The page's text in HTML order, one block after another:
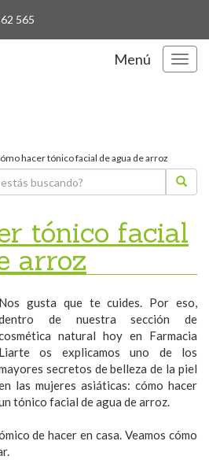
565
Menú
Menú
hacer tónico facial de agua de arroz
tónico facial
arroz
Nos gusta que te cuides. Por eso,
de nuestra sección de
natural hoy en Farmacia
Liarte os explicamos uno de los
secretos de belleza de la piel
las mujeres asiáticas: cómo hacer
tónico facial de agua de arroz.
de hacer en casa. Veamos cómo